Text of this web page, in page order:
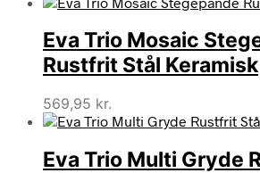
Eva Trio Mosaic
Rustfrit Stål Keramisk
569,95 kr.
Eva Trio Multi Gryde